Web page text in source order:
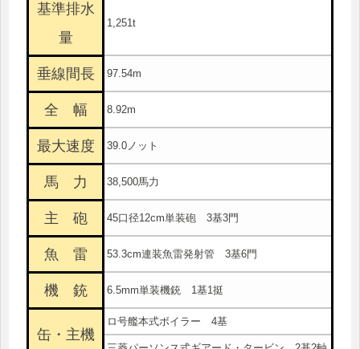
基準排水
量
1,251t
垂線間長 97.54m
全 幅 8.92m
最大速度 39.0ノット
馬 力 38,500馬力
主 砲 45口径12cm単装砲 3基3門
魚 雷 53.3cm連装魚雷発射管 3基6門
機 銃 6.5mm単装機銃 1基1挺
缶・主機
ロ号艦本式ボイラー 4基